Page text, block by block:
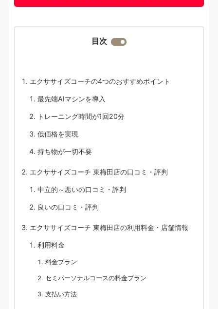
目次
エクササイズコーチの4つのおすすめポイント
最先端AIマシンを導入
トレーニング時間が1回20分
低価格を実現
持ち物が一切不要
エクササイズコーチ 東梅田店の口コミ・評判
中立的～悪いの口コミ・評判
良いの口コミ・評判
エクササイズコーチ 東梅田店の利用料金・店舗情報
利用料金
料金プラン
セミパーソナルコースの料金プラン
支払い方法